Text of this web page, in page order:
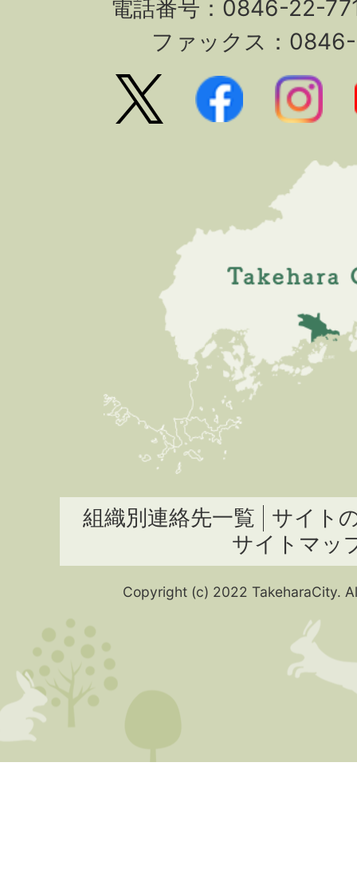
電話番号：0846-22-
ファックス：
組織別連絡先一覧
サイト
サイトマッ
Copyright (c) 2022 TakeharaCity.